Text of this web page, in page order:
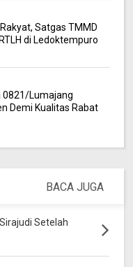
Satgas TMMD
di Ledoktempuro
0821/Lumajang
Demi Kualitas Rabat
BACA JUGA
Setelah